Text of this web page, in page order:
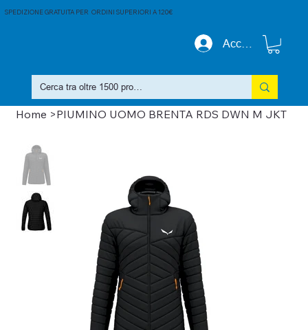
Accedi
SPEDIZIONE GRATUITA PER ORDINI SUPERIORI A 120€
Home >PIUMINO UOMO BRENTA RDS DWN M JKT